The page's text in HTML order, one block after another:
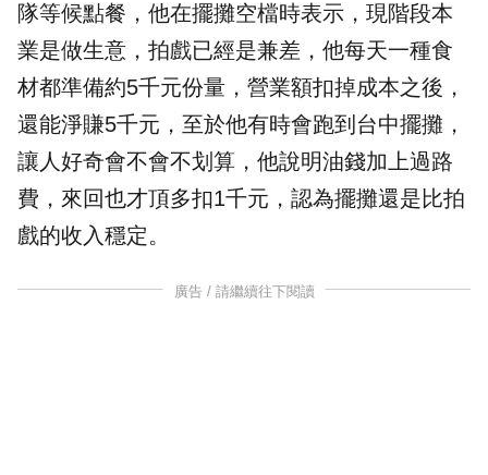
隊等候點餐，他在擺攤空檔時表示，現階段本
業是做生意，拍戲已經是兼差，他每天一種食
材都準備約5千元份量，營業額扣掉成本之後，
還能淨賺5千元，至於他有時會跑到台中擺攤，
讓人好奇會不會不划算，他說明油錢加上過路
費，來回也才頂多扣1千元，認為擺攤還是比拍
戲的收入穩定。
廣告 / 請繼續往下閱讀